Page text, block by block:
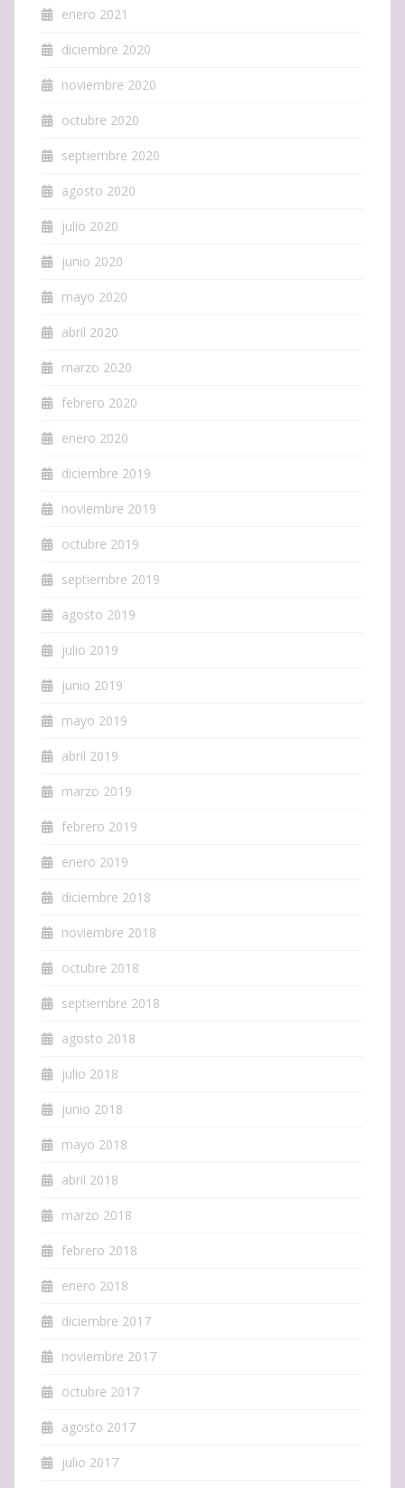
enero 2021
diciembre 2020
noviembre 2020
octubre 2020
septiembre 2020
agosto 2020
julio 2020
junio 2020
mayo 2020
abril 2020
marzo 2020
febrero 2020
enero 2020
diciembre 2019
noviembre 2019
octubre 2019
septiembre 2019
agosto 2019
julio 2019
junio 2019
mayo 2019
abril 2019
marzo 2019
febrero 2019
enero 2019
diciembre 2018
noviembre 2018
octubre 2018
septiembre 2018
agosto 2018
julio 2018
junio 2018
mayo 2018
abril 2018
marzo 2018
febrero 2018
enero 2018
diciembre 2017
noviembre 2017
octubre 2017
agosto 2017
julio 2017